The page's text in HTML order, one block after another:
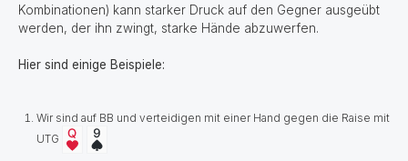
Kombinationen) kann starker Druck auf den Gegner ausgeübt
werden, der ihn zwingt, starke Hände abzuwerfen.
Hier sind einige Beispiele:
Wir sind auf BB und verteidigen mit einer Hand gegen die Raise mit
UTG